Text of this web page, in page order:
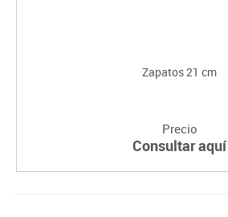
Zapatos 21 cm
Precio
Consultar aquí